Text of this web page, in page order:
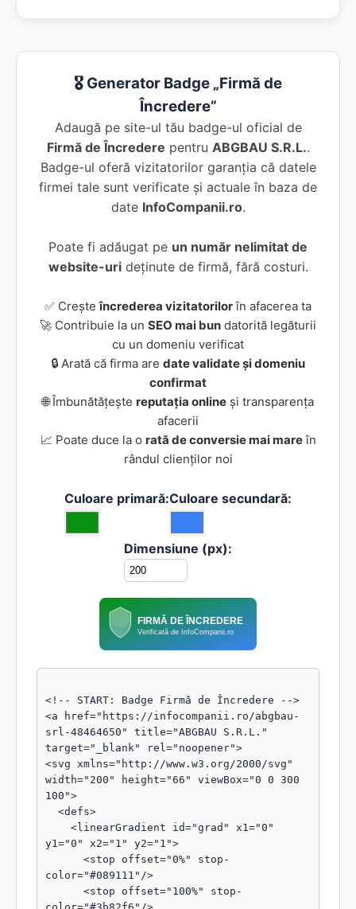
🎖️ Generator Badge „Firmă de
Încredere”
Adaugă pe site-ul tău badge-ul oficial de
Firmă de Încredere pentru ABGBAU S.R.L..
Badge-ul oferă vizitatorilor garanția că datele
firmei tale sunt verificate și actuale în baza de
date InfoCompanii.ro.
Poate fi adăugat pe un număr nelimitat de
website-urideținute de firmă, fără costuri.
✅ Creșteîncrederea vizitatorilorîn afacerea ta
🚀 Contribuie la un SEO mai bun datorită legăturii
cu un domeniu verificat
🔒 Arată că firma are date validate și domeniu
confirmat
🌐 Îmbunătățește reputația online și transparența
afacerii
📈 Poate duce la o rată de conversie mai mareîn
rândul clienților noi
Culoare primară:Culoare secundară:
Dimensiune (px):
FIRMĂ DE ÎNCREDERE
Verificată de InfoCompanii.ro
<!-- START: Badge Firmă de Încredere -->
<a href="https://infocompanii.ro/abgbau-
srl-48464650" title="ABGBAU S.R.L."
target="_blank" rel="noopener">
<svg xmlns="http://www.w3.org/2000/svg"
width="200" height="66" viewBox="0 0 300
100">
y1="0" x2="1" y2="1">
color="#089111"/>